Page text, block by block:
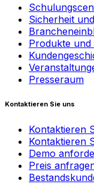
Sicherheit
Produkte und
Presseraum
Kontaktieren Sie uns
Kontaktieren
Kontaktieren
Demo
Preis